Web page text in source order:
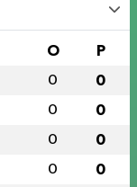
O P
0 0
0 0
0 0
0 0